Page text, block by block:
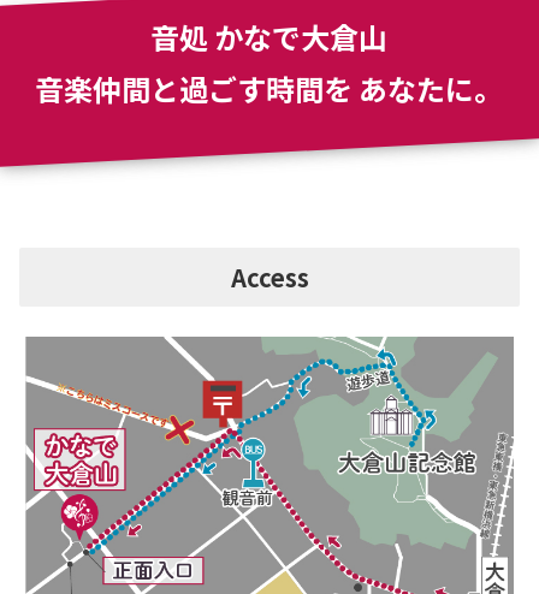
音処 かなで大倉山
音楽仲間と過ごす時間を あなたに。
Access